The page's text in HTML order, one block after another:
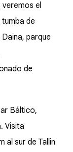
el
de
parque
de
Báltico,
Visita
al sur de Tallin